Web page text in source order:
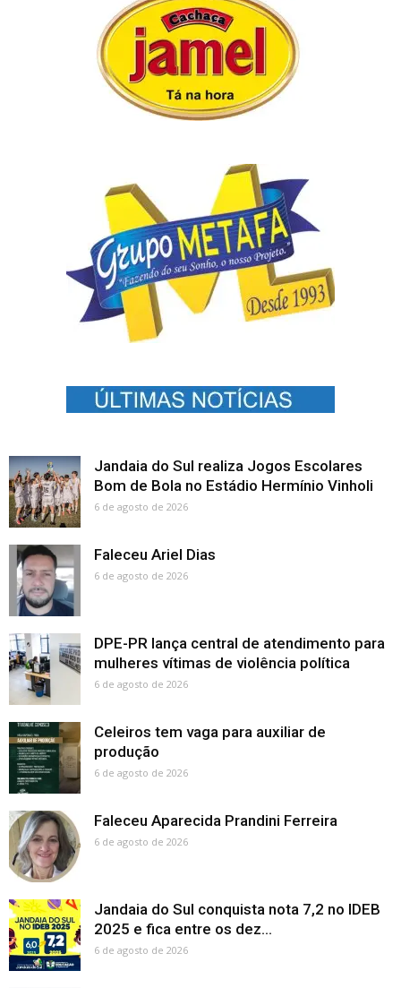
Jandaia do Sul realiza Jogos Escolares
Bom de Bola no Estádio Hermínio Vinholi
6 de agosto de 2026
Faleceu Ariel Dias
6 de agosto de 2026
DPE-PR lança central de atendimento para
mulheres vítimas de violência política
6 de agosto de 2026
Celeiros tem vaga para auxiliar de
produção
6 de agosto de 2026
Faleceu Aparecida Prandini Ferreira
6 de agosto de 2026
Jandaia do Sul conquista nota 7,2 no IDEB
2025 e fica entre os dez...
6 de agosto de 2026